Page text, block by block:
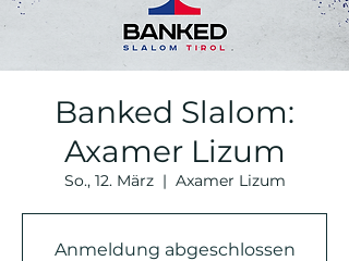
Banked Slalom:
Axamer Lizum
So., 12. März
  |
Axamer Lizum
Anmeldung abgeschlossen